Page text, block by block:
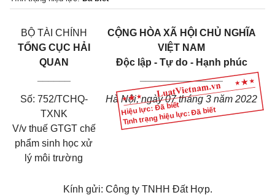
Hiệu lực: Đã biết
Tình trạng hiệu lực: Đã biết
BỘ TÀI CHÍNH
TỔNG CỤC HẢI
QUAN
CỘNG HÒA XÃ HỘI CHỦ NGHĨA
VIỆT NAM
Độc lập - Tự do - Hạnh phúc
_______________
Số: 752/TCHQ-
TXNK
V/v thuế GTGT chế
phẩm sinh học xử
lý môi trường
Hà Nội, ngày 07 tháng 3 năm 2022
Kính gửi: Công ty TNHH Đất Hợp.